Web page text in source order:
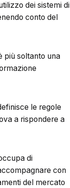
dei sistemi di
conto del
più soltanto una
le regole
a rispondere a
di
con
del mercato